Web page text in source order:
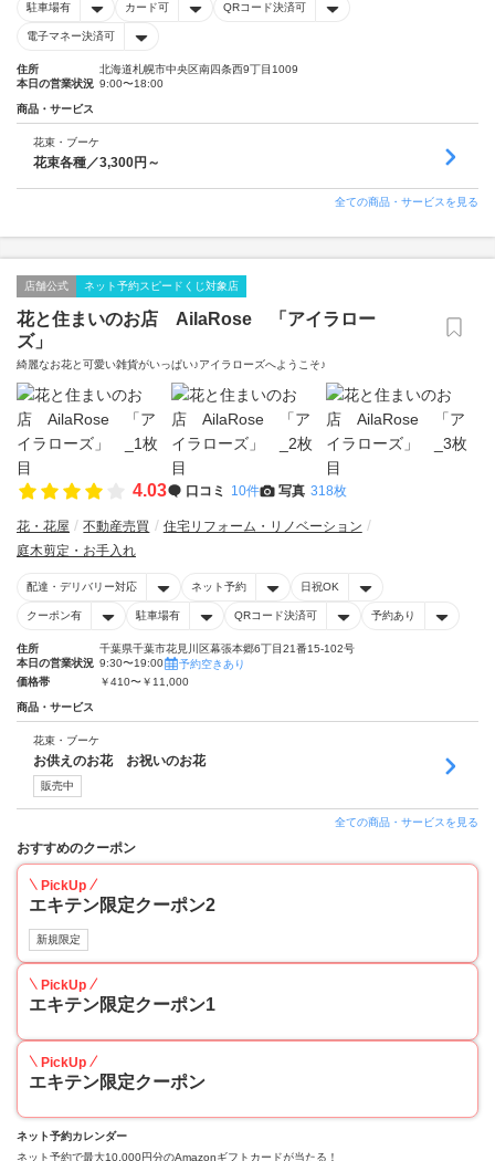
駐車場有 カード可 QRコード決済可
電子マネー決済可
住所
北海道札幌市中央区南四条西9丁目1009
本日の営業状況 9:00〜18:00
商品・サービス
花束・ブーケ
花束各種／3,300円～
全ての商品・サービスを見る
店舗公式 ネット予約スピードくじ対象店
花と住まいのお店 AilaRose 「アイラロー
ズ」
綺麗なお花と可愛い雑貨がいっぱい♪アイラローズへようこそ♪
4.03 口コミ 10件 写真 318枚
花・花屋 不動産売買
住宅リフォーム・リノベーション
庭木剪定・お手入れ
配達・デリバリー対応 ネット予約 日祝OK
クーポン有 駐車場有 QRコード決済可 予約あり
住所
千葉県千葉市花見川区幕張本郷6丁目21番15-102号
本日の営業状況 9:30〜19:00
予約空きあり
価格帯
￥410〜￥11,000
商品・サービス
花束・ブーケ
お供えのお花 お祝いのお花
販売中
全ての商品・サービスを見る
おすすめのクーポン
PickUp
エキテン限定クーポン2
新規限定
PickUp
エキテン限定クーポン1
PickUp
エキテン限定クーポン
ネット予約カレンダー
ネット予約で最大10,000円分のAmazonギフトカードが当たる！